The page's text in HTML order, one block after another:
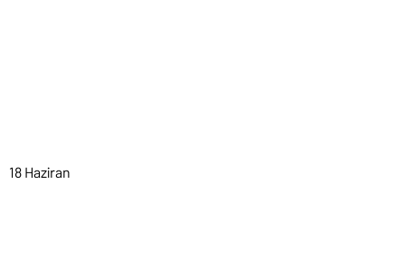
18 Haziran